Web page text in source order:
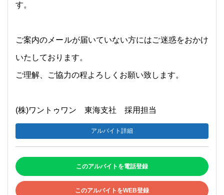
す。
ご案内のメールが届いていない方にはご迷惑をおかけ
いたしております。
ご理解、ご協力の程よろしくお願い致します。
(株)ワントゥワン 東海支社 採用担当
アルバイト詳細
このアルバイトを電話登録
このアルバイトをWEB登録